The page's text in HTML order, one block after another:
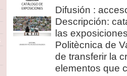
Difusión :
Descripción:
las
Politècnica de
de transferir la
elementos que